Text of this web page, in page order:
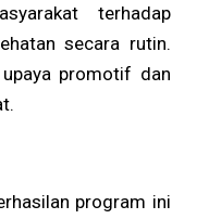
terhadap
secara rutin.
promotif dan
program ini